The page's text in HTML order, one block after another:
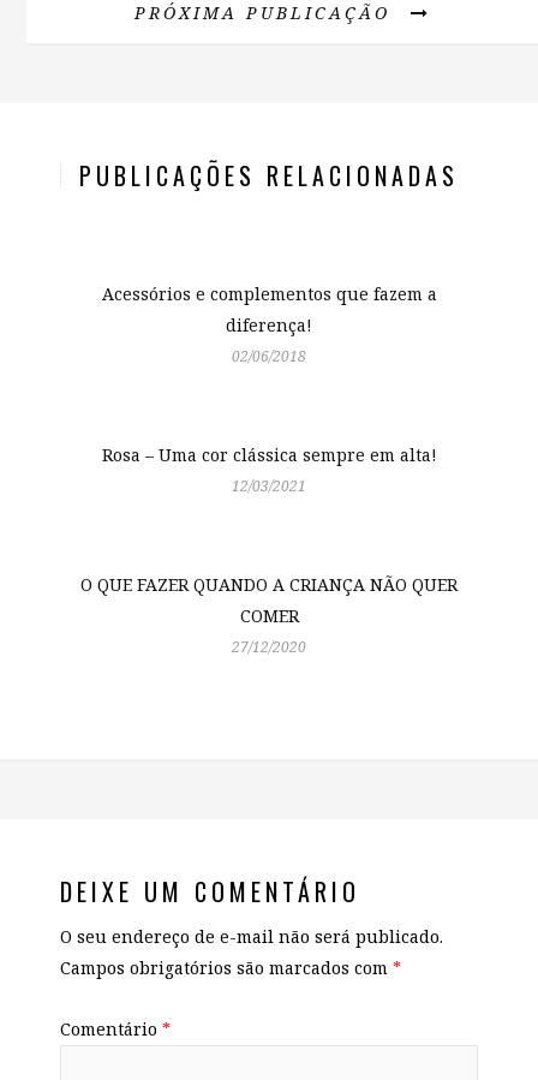
PRÓXIMA PUBLICAÇÃO
PUBLICAÇÕES RELACIONADAS
Acessórios e complementos que fazem a
diferença!
02/06/2018
Rosa – Uma cor clássica sempre em alta!
12/03/2021
O QUE FAZER QUANDO A CRIANÇA NÃO QUER
COMER
27/12/2020
DEIXE UM COMENTÁRIO
O seu endereço de e-mail não será publicado.
Campos obrigatórios são marcados com *
Comentário *